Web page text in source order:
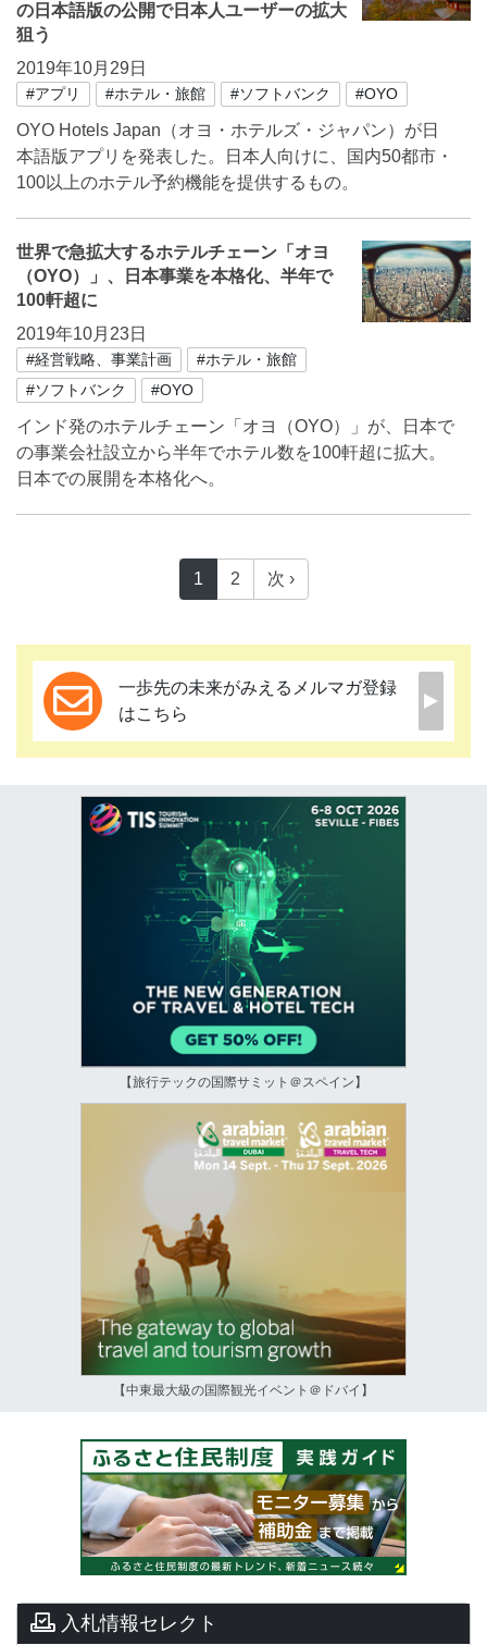
の日本語版の公開で日本人ユーザーの拡大
狙う
2019年10月29日
#アプリ #ホテル・旅館 #ソフトバンク #OYO
OYO Hotels Japan（オヨ・ホテルズ・ジャパン）が日
本語版アプリを発表した。日本人向けに、国内50都市・
100以上のホテル予約機能を提供するもの。
世界で急拡大するホテルチェーン「オヨ
（OYO）」、日本事業を本格化、半年で
100軒超に
2019年10月23日
#経営戦略、事業計画
#ホテル・旅館
#ソフトバンク
#OYO
インド発のホテルチェーン「オヨ（OYO）」が、日本で
の事業会社設立から半年でホテル数を100軒超に拡大。
日本での展開を本格化へ。
1 2 次 ›
一歩先の未来がみえるメルマガ登録
はこちら
【旅行テックの国際サミット＠スペイン】
【中東最大級の国際観光イベント＠ドバイ】
入札情報セレクト